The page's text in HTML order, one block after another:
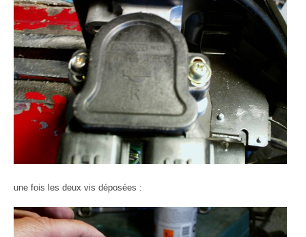
une fois les deux vis déposées :